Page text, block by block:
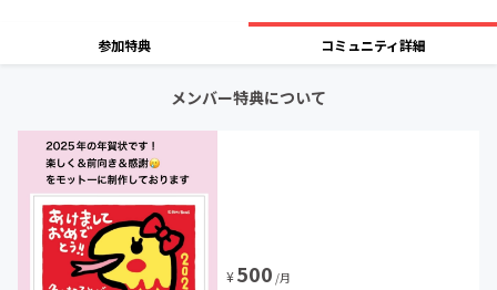
参加特典 コミュニティ詳細
メンバー特典について
¥500 /月